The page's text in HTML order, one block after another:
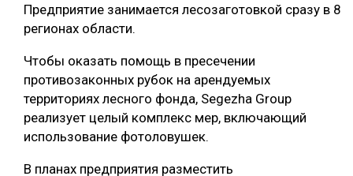
ЛЕСОВОССТАНОВЛЕНИЕ И ЗАЩИТА
ЛОГИСТИКА
ПРОИЗВОДСТВО ДРЕВЕСНЫХ ПЛИТ
ЦБП
КОМПЛЕКСНАЯ ПЕРЕРАБОТКА
ЛЕСОПИЛЕНИЕ
ТЕМАТИЧЕСКИЕ ПРОЕКТЫ
ПОДБОРКИ СТАТЕЙ
Предприятие занимается лесозаготовкой сразу в 8
регионах области.
Чтобы оказать помощь в пресечении
противозаконных рубок на арендуемых
территориях лесного фонда, Segezha Group
реализует целый комплекс мер, включающий
использование фотоловушек.
В планах предприятия разместить